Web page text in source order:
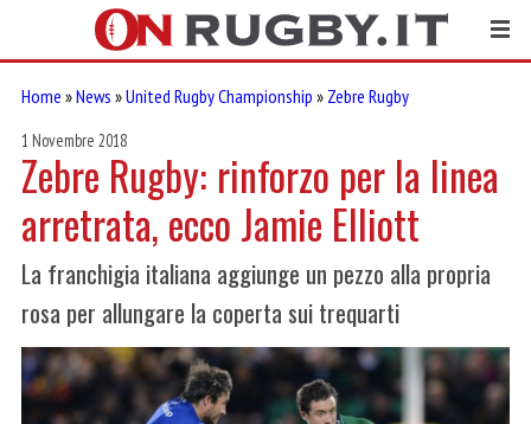
Home »News »United Rugby Championship » Zebre Rugby
1 Novembre 2018
Zebre Rugby: rinforzo per la linea
arretrata, ecco Jamie Elliott
La franchigia italiana aggiunge un pezzo alla propria
rosa per allungare la coperta sui trequarti